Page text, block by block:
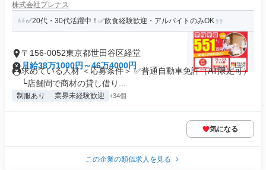
株式会社プレナス
✅20代・30代活躍中！✅飲食経験歓迎・アルバイトのみOK
〒156-0052東京都世田谷区経堂
月給38万1000円～46万4000円
求めている人材 ＜応募条件＞ ✅普通自動車免許（AT限定可）
└店舗間で商材の貸し借り...
制服あり 業界未経験歓迎 +34個
気になる
この企業の類似求人を見る